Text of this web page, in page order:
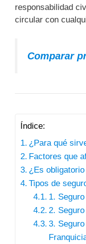
responsabilidad
circular con
Comparar
Índice:
¿Para qué
Factores que
¿Es
Tipos de
1.
2.
3.